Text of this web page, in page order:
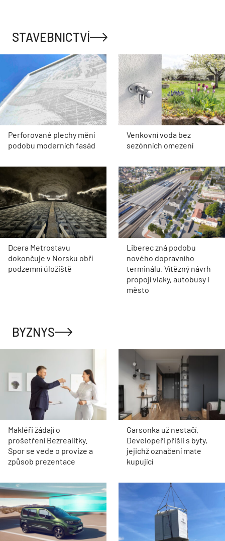
STAVEBNICTVÍ
Perforované plechy mění
podobu moderních fasád
Venkovní voda bez
sezónních omezení
Dcera Metrostavu
dokončuje v Norsku obří
podzemní úložiště
Liberec zná podobu
nového dopravního
terminálu. Vítězný návrh
propojí vlaky, autobusy i
město
BYZNYS
Makléři žádají o
prošetření Bezrealitky.
Spor se vede o provize a
způsob prezentace
Garsonka už nestačí.
Developeři přišli s byty,
jejichž označení mate
kupující